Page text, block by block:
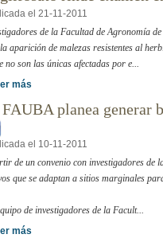
el 21-11-2011
de la Facultad de Agronomía
aparición de malezas resistentes al
no son las únicas afectadas por e...
más
planea generar
el 10-11-2011
de un convenio con investigadores de
que se adaptan a sitios marginales
de investigadores de la Facult...
más